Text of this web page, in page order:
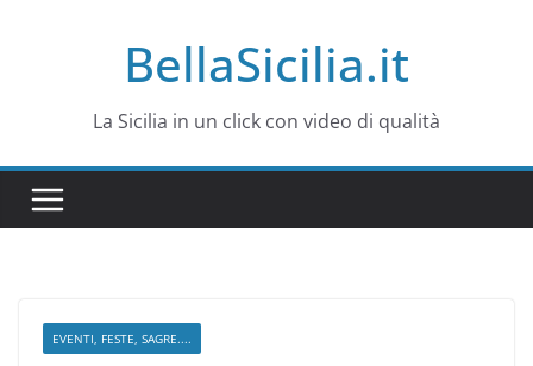
BellaSicilia.it
La Sicilia in un click con video di qualità
EVENTI, FESTE, SAGRE....